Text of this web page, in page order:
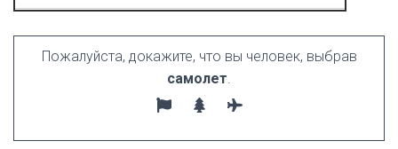
Пожалуйста, докажите, что вы человек, выбрав
самолет.